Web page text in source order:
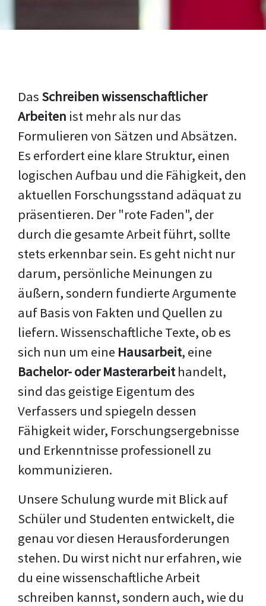
Das Schreiben wissenschaftlicher
Arbeiten ist mehr als nur das
Formulieren von Sätzen und Absätzen.
Es erfordert eine klare Struktur, einen
logischen Aufbau und die Fähigkeit, den
aktuellen Forschungsstand adäquat zu
präsentieren. Der "rote Faden", der
durch die gesamte Arbeit führt, sollte
stets erkennbar sein. Es geht nicht nur
darum, persönliche Meinungen zu
äußern, sondern fundierte Argumente
auf Basis von Fakten und Quellen zu
liefern. Wissenschaftliche Texte, ob es
sich nun um eine Hausarbeit, eine
Bachelor- oder Masterarbeithandelt,
sind das geistige Eigentum des
Verfassers und spiegeln dessen
Fähigkeit wider, Forschungsergebnisse
und Erkenntnisse professionell zu
kommunizieren.
Unsere Schulung wurde mit Blick auf
Schüler und Studenten entwickelt, die
genau vor diesen Herausforderungen
stehen. Du wirst nicht nur erfahren, wie
du eine wissenschaftliche Arbeit
schreiben kannst, sondern auch, wie du